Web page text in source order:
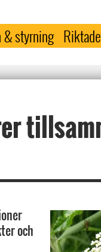
& styrning
och